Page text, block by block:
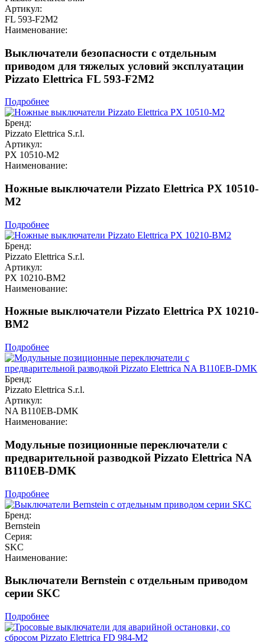
Артикул:
FL 593-F2M2
Наименование:
Выключатели безопасности с отдельным
приводом для тяжелых условий эксплуатации
Pizzato Elettrica FL 593-F2M2
Подробнее
Бренд:
Pizzato Elettrica S.r.l.
Артикул:
PX 10510-M2
Наименование:
Ножные выключатели Pizzato Elettrica PX 10510-
M2
Подробнее
Бренд:
Pizzato Elettrica S.r.l.
Артикул:
PX 10210-BM2
Наименование:
Ножные выключатели Pizzato Elettrica PX 10210-
BM2
Подробнее
Бренд:
Pizzato Elettrica S.r.l.
Артикул:
NA B110EB-DMK
Наименование:
Модульные позиционные переключатели с
предварительной разводкой Pizzato Elettrica NA
B110EB-DMK
Подробнее
Бренд:
Bernstein
Серия:
SKC
Наименование:
Выключатели Bernstein с отдельным приводом
серии SKC
Подробнее